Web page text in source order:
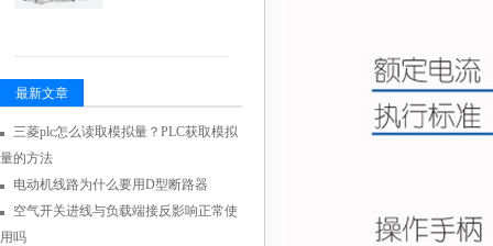
最新文章
三菱plc怎么读取模拟量？PLC获取模拟
量的方法
电动机线路为什么要用D型断路器
空气开关进线与负载端接反影响正常使
用吗